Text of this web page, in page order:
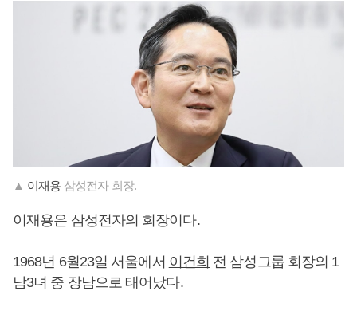
▲ 이재용 삼성전자 회장.
이재용은 삼성전자의 회장이다.
1968년 6월23일 서울에서 이건희 전 삼성그룹 회장의 1
남3녀 중 장남으로 태어났다.